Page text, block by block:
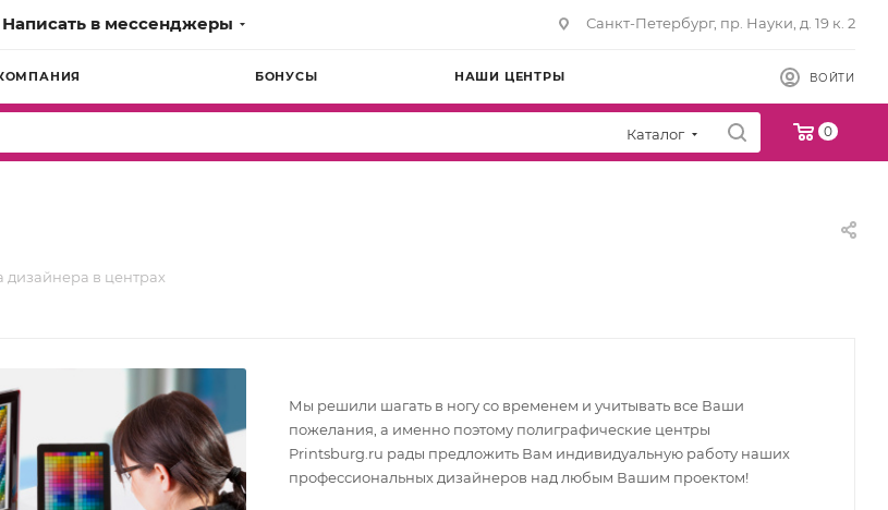
Написать в мессенджеры Санкт-Петербург, пр. Науки, д. 19 к. 2
БОНУСЫ НАШИ ЦЕНТРЫ ВОЙТИ
Каталог 0
дизайнера в центрах
Мы решили шагать в ногу со временем и учитывать все Ваши
пожелания, а именно поэтому полиграфические центры
Printsburg.ru рады предложить Вам индивидуальную работу наших
профессиональных дизайнеров над любым Вашим проектом!